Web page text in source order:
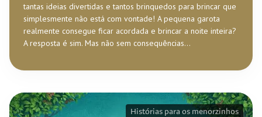
tantas ideias divertidas e tantos brinquedos para brincar que
simplesmente não está com vontade! A pequena garota
realmente consegue ficar acordada e brincar a noite inteira?
A resposta é sim. Mas não sem consequências...
Histórias para os menorzinhos